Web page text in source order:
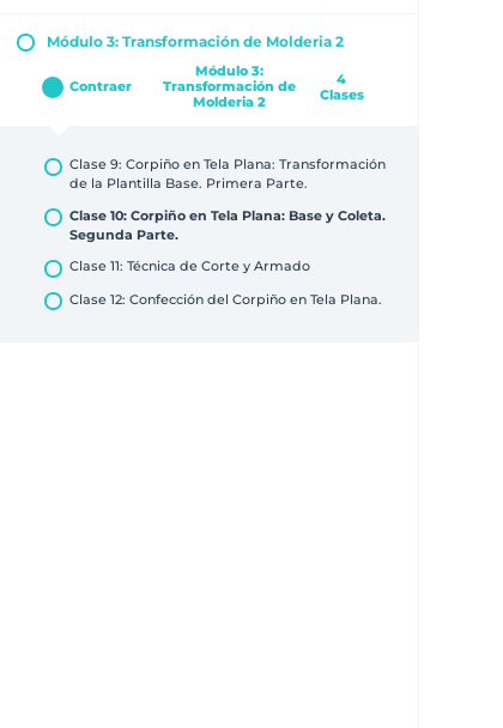
Clase 4: Base de Corpiño y Braga
Clase 5: Trazado del Molde de la Braga
Clase 6: Técnica de Corte y Armado
Método 1
Clase 8: Confección de la Braga Fruncida
Método 2
Módulo 3: Transformación de Molderia 2
Contraer
Módulo 3:
Transformación de
Molderia 2
4
Clases
Clase 9: Corpiño en Tela Plana: Transformación
de la Plantilla Base. Primera Parte.
Clase 10: Corpiño en Tela Plana: Base y Coleta.
Segunda Parte.
Clase 11: Técnica de Corte y Armado
Clase 12: Confección del Corpiño en Tela Plana.